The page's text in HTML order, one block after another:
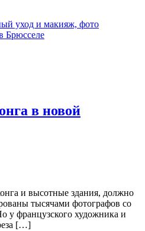
уход и макияж, фото
Брюсселе
в новой
и высотные здания, должно
тысячами фотографов со
у французского художника и
[…]